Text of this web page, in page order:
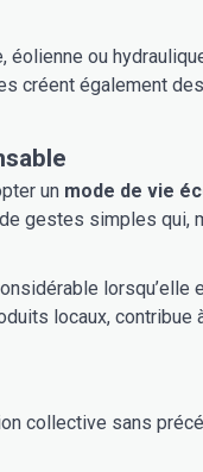
ou
également
un mode de vie
gestes simples qui,
locaux,
collective sans